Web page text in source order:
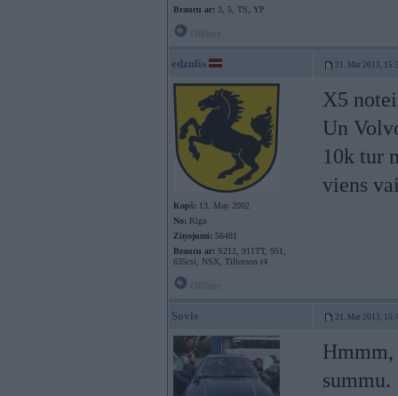
Braucu ar: 3, 5, TS, YP
edzulis 21. Mar 2013,
Kopš: 13. May 2002
No: Rīga
Ziņojumi: 56481
Braucu ar: S212, 911TT, 951,
635csi, NSX, Tillotson t4
X5
Un
10k tur
viens
Sovis 21. Mar 2013,
summu.